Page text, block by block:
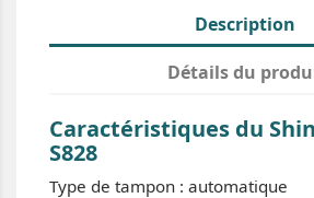
Description
Détails du
Caractéristiques du
S828
Type de tampon : automatique